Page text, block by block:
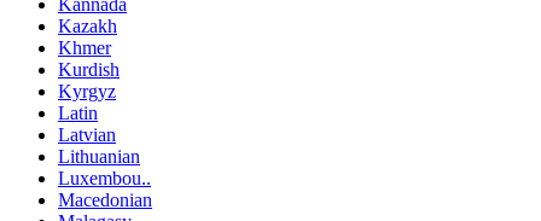
Kazakh
Khmer
Kurdish
Kyrgyz
Latin
Latvian
Lithuanian
Luxembou..
Macedonian